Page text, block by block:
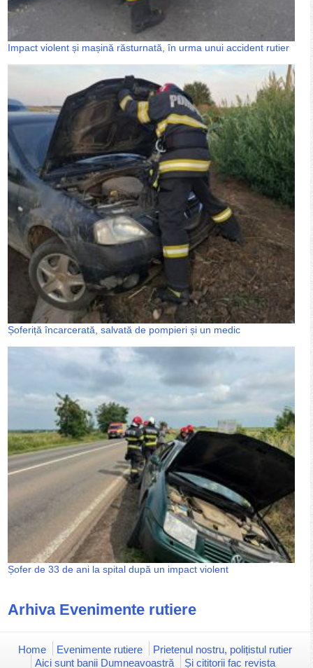
Impact violent și mașină răsturnată, în urma unui accident rutier
Șoferiță încarcerată, salvată de pompieri și un medic
Șofer de 33 de ani la spital după un impact violent
Arhiva Evenimente rutiere
Home Evenimente rutiere
Prietenul nostru, polițistul rutier
Aici sunt banii Dumneavoastră
Și cititorii fac revista